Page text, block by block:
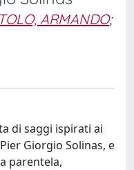
ARMANDO;
di saggi ispirati ai
Giorgio Solinas, e
parentela,